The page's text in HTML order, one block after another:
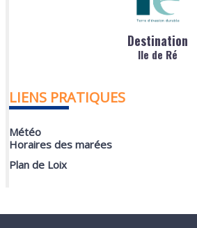
Destination
Ile de Ré
LIENS PRATIQUES
Météo
Horaires des marées
Plan de Loix